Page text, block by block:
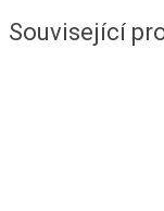
Související